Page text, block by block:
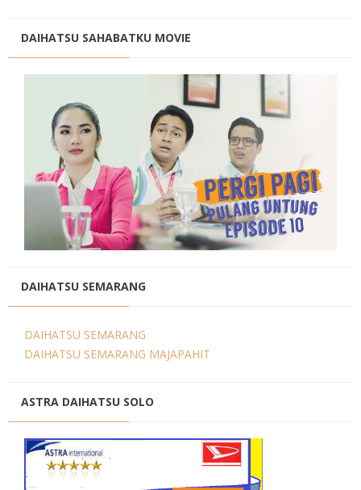
DAIHATSU SAHABATKU MOVIE
DAIHATSU SEMARANG
DAIHATSU SEMARANG
DAIHATSU SEMARANG MAJAPAHIT
ASTRA DAIHATSU SOLO